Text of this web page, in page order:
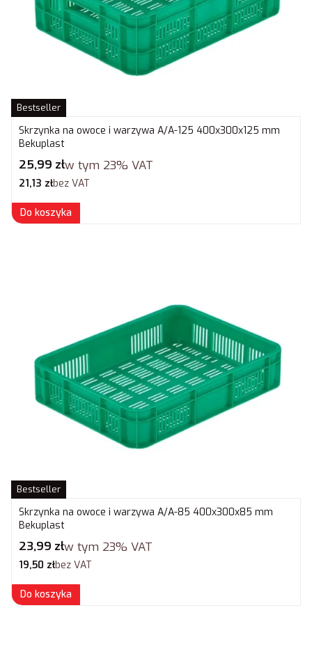
Bestseller
Skrzynka na owoce i warzywa A/A-125 400x300x125 mm
Bekuplast
Cena brutto
25,99 złw tym 23% VAT
Cena netto
21,13 złbez VAT
Do koszyka
Bestseller
Skrzynka na owoce i warzywa A/A-85 400x300x85 mm
Bekuplast
Cena brutto
23,99 złw tym 23% VAT
Cena netto
19,50 złbez VAT
Do koszyka